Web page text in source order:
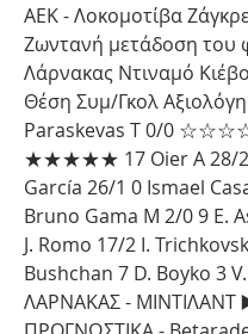
ΑΕΚ - Λοκομοτίβα
Ζωντανή μετάδοση του
Λάρνακας Ντιναμό
Θέση Συμ/Γκολ
Paraskevas Τ 0/0
★★★★★ 17 Oier Α 28/2
García 26/1 0 Ismael
Bruno Gama Μ 2/0 9 E.
J. Romo 17/2 I.
Bushchan 7 D. Boyko 3
ΛΑΡΝΑΚΑΣ - ΜΙΝΤΙΛΑΝΤ